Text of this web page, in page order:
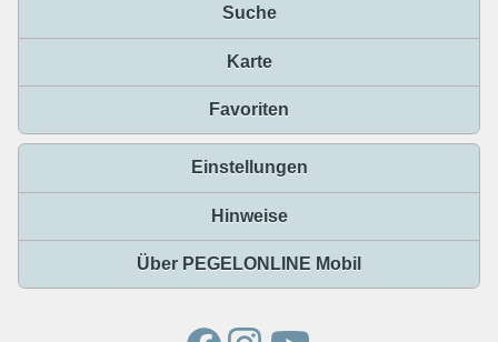
Suche
Karte
Favoriten
Einstellungen
Hinweise
Über PEGELONLINE Mobil